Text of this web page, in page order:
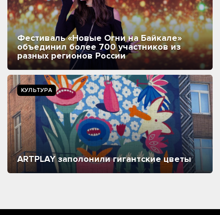
Фестиваль «Новые Огни на Байкале»
объединил более 700 участников из
разных регионов России
КУЛЬТУРА
ARTPLAY заполонили гигантские цветы